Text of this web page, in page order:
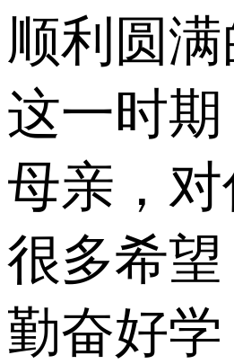
顺利圆
这一时
母亲，
很多希
勤奋好